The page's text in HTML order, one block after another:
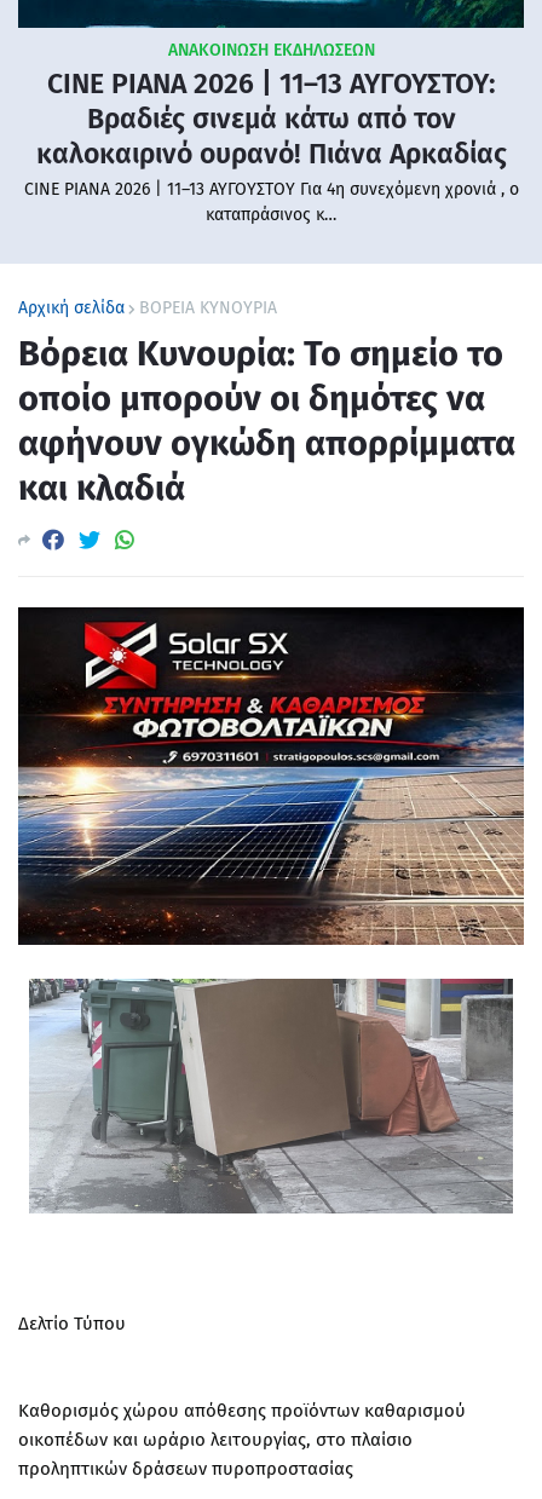
ΑΝΑΚΟΙΝΩΣΗ ΕΚΔΗΛΩΣΕΩΝ
CINE PIANA 2026 | 11–13 ΑΥΓΟΥΣΤΟΥ:
Βραδιές σινεμά κάτω από τον
καλοκαιρινό ουρανό! Πιάνα Αρκαδίας
CINE PIANA 2026 | 11–13 ΑΥΓΟΥΣΤΟΥ Για 4η συνεχόμενη χρονιά , ο
καταπράσινος κ…
Αρχική σελίδα ΒΟΡΕΙΑ ΚΥΝΟΥΡΙΑ
Βόρεια Κυνουρία: Το σημείο το
οποίο μπορούν οι δημότες να
αφήνουν ογκώδη απορρίμματα
και κλαδιά
Δελτίο Τύπου
Καθορισμός χώρου απόθεσης προϊόντων καθαρισμού
οικοπέδων και ωράριο λειτουργίας, στο πλαίσιο
προληπτικών δράσεων πυροπροστασίας